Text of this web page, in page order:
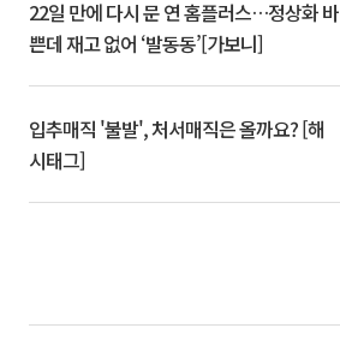
22일 만에 다시 문 연 홈플러스…정상화 바
쁜데 재고 없어 ‘발동동’[가보니]
입추매직 '불발', 처서매직은 올까요? [해
시태그]